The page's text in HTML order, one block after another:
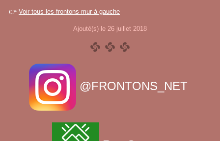
👉 Voir tous les frontons mur à gauche
Ajouté(s) le 26 juillet 2018
@FRONTONS_NET